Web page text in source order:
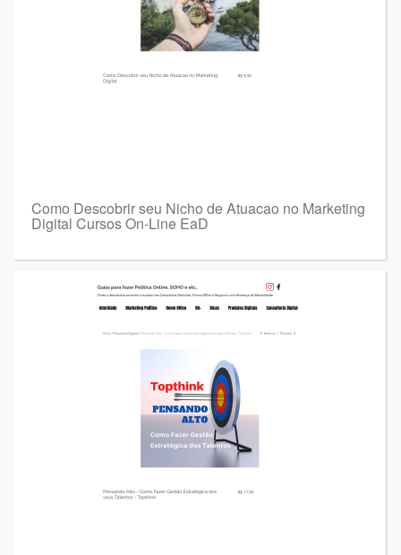
Como Descobrir seu Nicho de Atuacao no Marketing
Digital Cursos On-Line EaD